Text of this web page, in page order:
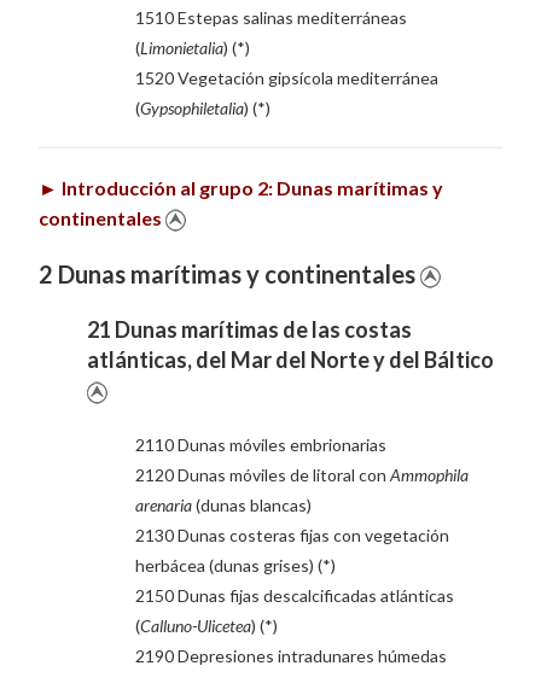
1510 Estepas salinas mediterráneas
(Limonietalia) (*)
1520 Vegetación gipsícola mediterránea
(Gypsophiletalia) (*)
► Introducción al grupo 2: Dunas marítimas y
continentales
2 Dunas marítimas y continentales
21 Dunas marítimas de las costas
atlánticas, del Mar del Norte y del Báltico
2110 Dunas móviles embrionarias
2120 Dunas móviles de litoral conAmmophila
arenaria(dunas blancas)
2130 Dunas costeras fijas con vegetación
herbácea (dunas grises) (*)
2150 Dunas fijas descalcificadas atlánticas
(Calluno-Ulicetea) (*)
2190 Depresiones intradunares húmedas